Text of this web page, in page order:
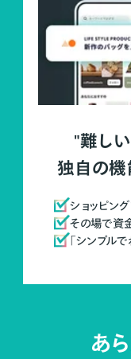
"難し
独自の機
ショッピン
その場で資
「シンプル
あ